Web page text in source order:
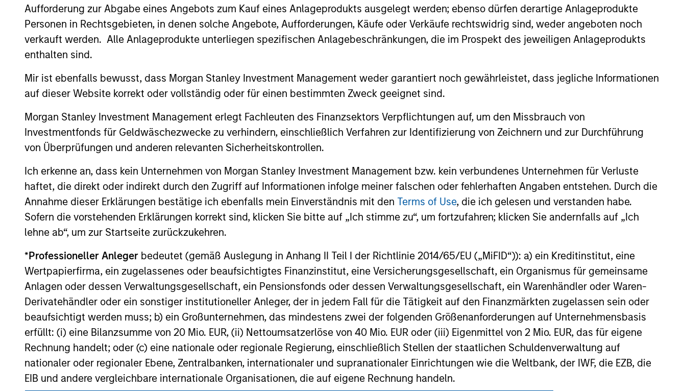
Aufforderung zur Abgabe eines Angebots zum Kauf eines Anlageprodukts ausgelegt werden; ebenso dürfen derartige Anlageprodukte
Personen in Rechtsgebieten, in denen solche Angebote, Aufforderungen, Käufe oder Verkäufe rechtswidrig sind, weder angeboten noch
verkauft werden. Alle Anlageprodukte unterliegen spezifischen Anlagebeschränkungen, die im Prospekt des jeweiligen Anlageprodukts
enthalten sind.
Mir ist ebenfalls bewusst, dass Morgan Stanley Investment Management weder garantiert noch gewährleistet, dass jegliche Informationen
auf dieser Website korrekt oder vollständig oder für einen bestimmten Zweck geeignet sind.
Morgan Stanley Investment Management erlegt Fachleuten des Finanzsektors Verpflichtungen auf, um den Missbrauch von
Investmentfonds für Geldwäschezwecke zu verhindern, einschließlich Verfahren zur Identifizierung von Zeichnern und zur Durchführung
von Überprüfungen und anderen relevanten Sicherheitskontrollen.
Ich erkenne an, dass kein Unternehmen von Morgan Stanley Investment Management bzw. kein verbundenes Unternehmen für Verluste
haftet, die direkt oder indirekt durch den Zugriff auf Informationen infolge meiner falschen oder fehlerhaften Angaben entstehen. Durch die
Annahme dieser Erklärungen bestätige ich ebenfalls mein Einverständnis mit den Terms of Use, die ich gelesen und verstanden habe.
Sofern die vorstehenden Erklärungen korrekt sind, klicken Sie bitte auf „Ich stimme zu“, um fortzufahren; klicken Sie andernfalls auf „Ich
lehne ab“, um zur Startseite zurückzukehren.
*Professioneller Anleger bedeutet (gemäß Auslegung in Anhang II Teil I der Richtlinie 2014/65/EU („MiFID“)): a) ein Kreditinstitut, eine
Wertpapierfirma, ein zugelassenes oder beaufsichtigtes Finanzinstitut, eine Versicherungsgesellschaft, ein Organismus für gemeinsame
Anlagen oder dessen Verwaltungsgesellschaft, ein Pensionsfonds oder dessen Verwaltungsgesellschaft, ein Warenhändler oder Waren-
Derivatehändler oder ein sonstiger institutioneller Anleger, der in jedem Fall für die Tätigkeit auf den Finanzmärkten zugelassen sein oder
beaufsichtigt werden muss; b) ein Großunternehmen, das mindestens zwei der folgenden Größenanforderungen auf Unternehmensbasis
erfüllt: (i) eine Bilanzsumme von 20 Mio. EUR, (ii) Nettoumsatzerlöse von 40 Mio. EUR oder (iii) Eigenmittel von 2 Mio. EUR, das für eigene
Rechnung handelt; oder (c) eine nationale oder regionale Regierung, einschließlich Stellen der staatlichen Schuldenverwaltung auf
nationaler oder regionaler Ebene, Zentralbanken, internationaler und supranationaler Einrichtungen wie die Weltbank, der IWF, die EZB, die
EIB und andere vergleichbare internationale Organisationen, die auf eigene Rechnung handeln.
ALTS IN FOCUS
Private Credit 2026 Midyear
Outlook
We believe the current market
environment is becoming more favorable
for scaled private credit lenders as pricing
power improves and financing demand
accelerates, driven by cyclical and
secular forces.
Private Equity 2026 Midyear
The foundation for a multi-year recovery
is now in place. The next phase depends
ALTS IN FOCUS
Private Equity 2026 Outlook
more years to run, leading to healthier
exits and distributions to PE investors.
Learn why in our 2026 Private Equity
outlook.
May not represent all Team Members.
offering of advisory services or an offer to sell or a solicitation of an offer to buy any securities in any jurisdiction in which such offer or solicitation,
purchase or sale would be unlawful under the securities, insurance or other laws of such jurisdiction.
All investing involves risks, including a loss of principal.
Please refer to the strategy detail page for important information on the strategy, including additional risk considerations.
Morgan Stanley
Morgan Stanley Careers